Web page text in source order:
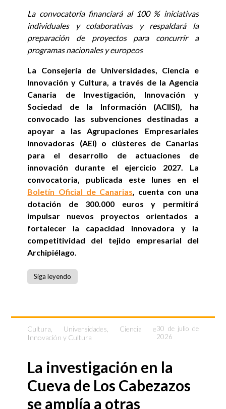
La convocatoria financiará al 100 % iniciativas
individuales y colaborativas y respaldará la
preparación de proyectos para concurrir a
programas nacionales y europeos
La Consejería de Universidades, Ciencia e
Innovación y Cultura, a través de la Agencia
Canaria de Investigación, Innovación y
Sociedad de la Información (ACIISI), ha
convocado las subvenciones destinadas a
apoyar a las Agrupaciones Empresariales
Innovadoras (AEI) o clústeres de Canarias
para el desarrollo de actuaciones de
innovación durante el ejercicio 2027. La
convocatoria, publicada este lunes en el
Boletín Oficial de Canarias , cuenta con una
dotación de 300.000 euros y permitirá
impulsar nuevos proyectos orientados a
fortalecer la capacidad innovadora y la
competitividad del tejido empresarial del
Archipiélago.
Siga leyendo
Cultura
Universidades, Ciencia e
Innovación y Cultura
30 de julio de
2026
La investigación en la
Cueva de Los Cabezazos
se amplía a otras